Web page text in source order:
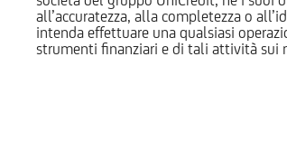
all’accuratezza, alla completezza o
intenda effettuare una qualsiasi
strumenti finanziari e di tali attività sui